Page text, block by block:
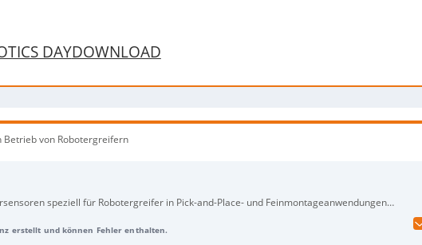
DAYDOWNLOAD
von Robotergreifern
speziell für Robotergreifer in Pick-and-Place- und Feinmontageanwendungen
bis 8000 Hz und sind temperaturstabil von -25 bis +70 °C bzw. bis +85 °C. Die induktiven Varianten gibt es als
erstellt und können Fehler enthalten.